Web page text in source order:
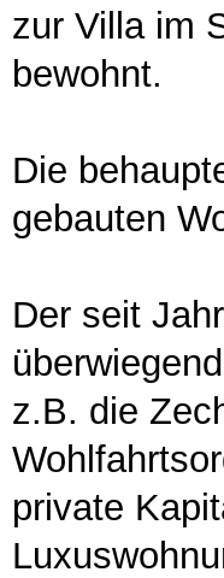
zur Villa im
bewohnt.
Die
gebauten
Der seit
z.B. die
private